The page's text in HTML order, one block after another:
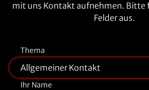
mit uns Kontakt aufnehmen. Bitte
Felder aus.
Thema
Ihr Name